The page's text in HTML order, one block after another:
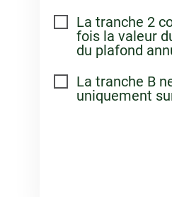
La tranche 2
fois la valeur
du plafond
La tranche B
uniquement